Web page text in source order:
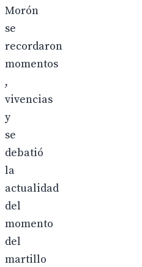
Morón
se
recordaron
momentos
,
vivencias
y
se
debatió
la
actualidad
del
momento
del
martillo